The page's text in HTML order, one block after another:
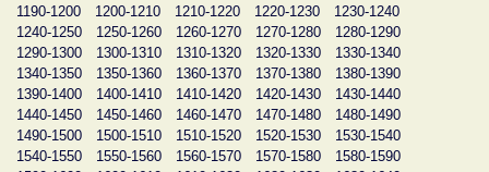
1190-1200
1200-1210 1210-1220 1220-1230
1230-1240
1240-1250
1250-1260 1260-1270 1270-1280
1280-1290
1290-1300
1300-1310 1310-1320 1320-1330
1330-1340
1340-1350
1350-1360 1360-1370 1370-1380
1380-1390
1390-1400
1400-1410 1410-1420 1420-1430
1430-1440
1440-1450
1450-1460 1460-1470 1470-1480
1480-1490
1490-1500
1500-1510 1510-1520 1520-1530
1530-1540
1540-1550
1550-1560 1560-1570 1570-1580
1580-1590